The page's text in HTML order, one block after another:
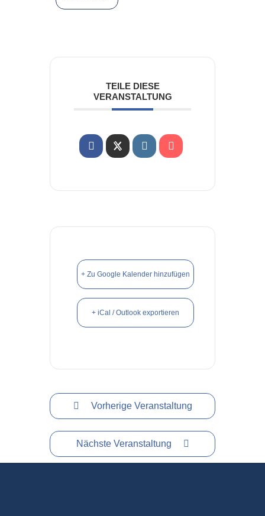
TEILE DIESE
VERANSTALTUNG
+ Zu Google Kalender hinzufügen
+ iCal / Outlook exportieren
Vorherige Veranstaltung
Nächste Veranstaltung